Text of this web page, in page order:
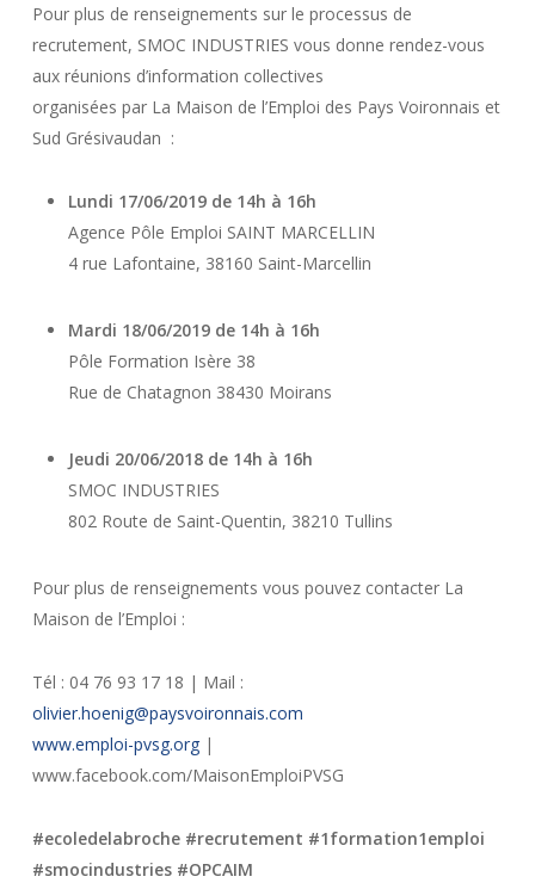
Pour plus de renseignements sur le processus de
recrutement, SMOC INDUSTRIES vous donne rendez-vous
aux réunions d’information collectives
organisées par La Maison de l’Emploi des Pays Voironnais et
Sud Grésivaudan :
Lundi 17/06/2019 de 14h à 16h
Agence Pôle Emploi SAINT MARCELLIN
4 rue Lafontaine, 38160 Saint-Marcellin
Mardi 18/06/2019 de 14h à 16h
Pôle Formation Isère 38
Rue de Chatagnon 38430 Moirans
Jeudi 20/06/2018 de 14h à 16h
SMOC INDUSTRIES
802 Route de Saint-Quentin, 38210 Tullins
Pour plus de renseignements vous pouvez contacter La
Maison de l’Emploi :
Tél : 04 76 93 17 18 | Mail :
olivier.hoenig@paysvoironnais.com
www.emploi-pvsg.org|
www.facebook.com/MaisonEmploiPVSG
#ecoledelabroche #recrutement #1formation1emploi
#smocindustries #OPCAIM